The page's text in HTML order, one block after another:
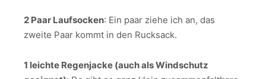
2 Paar Laufsocken: Ein paar ziehe ich an, das
zweite Paar kommt in den Rucksack.
1 leichte Regenjacke (auch als Windschutz